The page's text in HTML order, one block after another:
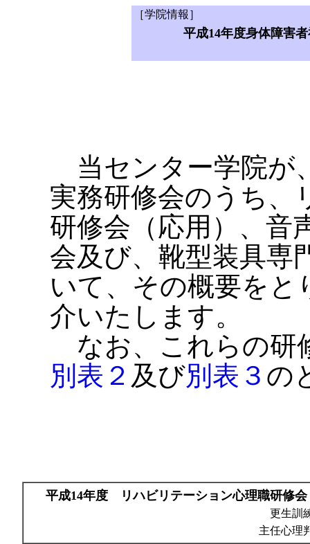
［学院情報］
平成14年度身体障害
当センター学院が
実務研修会のうち、
研修会（応用）、音
会及び、靴型装具専
いて、その概要を
介いたします。
なお、これらの研
別表２ 及び別表３ の
平成14年度 リハビリテーション心理職研修会
更生訓
主任心